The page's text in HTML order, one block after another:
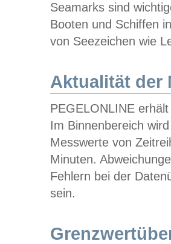
Seamarks sind
Booten und Schiffen
von Seezeichen wie
Aktualität der
PEGELONLINE
Im Binnenbereich
Messwerte von
Minuten.
Fehlern bei der
sein.